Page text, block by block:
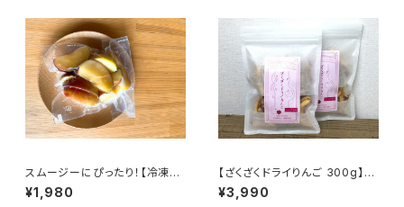
00901
スムージーにぴったり！【冷凍り
んご】 1kg (200g×5袋) 皮つき
の信州りんごを凍らせてみまし
¥1,980
【ざくざくドライりんご 300g】(5
0g*6袋) 噛みしめると甘みが
広がるドライフルーツ 国産 無添
¥3,990